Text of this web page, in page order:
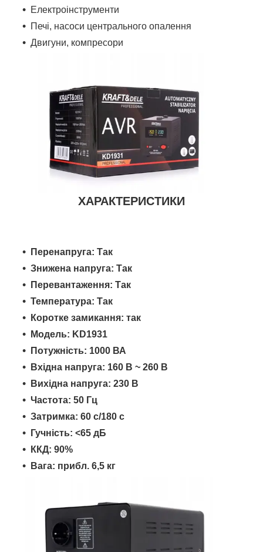
Електроінструменти
Печі, насоси центрального опалення
Двигуни, компресори
ХАРАКТЕРИСТИКИ
Перенапруга: Так
Знижена напруга: Так
Перевантаження: Так
Температура: Так
Коротке замикання: так
Модель: KD1931
Потужність: 1000 ВА
Вхідна напруга: 160 В ~ 260 В
Вихідна напруга: 230 В
Частота: 50 Гц
Затримка: 60 ​​с/180 с
Гучність: <65 дБ
ККД: 90%
Вага: прибл. 6,5 кг